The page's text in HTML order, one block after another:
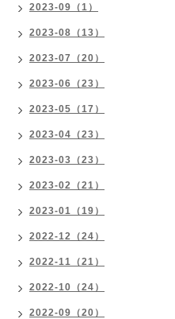
2023-09（1）
2023-08（13）
2023-07（20）
2023-06（23）
2023-05（17）
2023-04（23）
2023-03（23）
2023-02（21）
2023-01（19）
2022-12（24）
2022-11（21）
2022-10（24）
2022-09（20）